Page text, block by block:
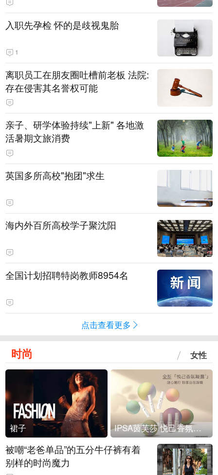
入职先孕检 怀的是歧视鬼胎
1
离职员工在朋友圈吐槽前老板 法院:
存在侵害其名誉权可能
亲子、研学体验持续"上新" 各地激
活暑期文旅消费
英国多所高校"抱团"求生
海内外百所高校学子聚沈阳
全国计划招聘特岗教师8954名
点击查看更多
时尚 女性
裙子 IPSA茵芙莎 悦己香氛凝露上市
被嘲“老爸单品”的五分牛仔裤有着
别样的时尚魔力